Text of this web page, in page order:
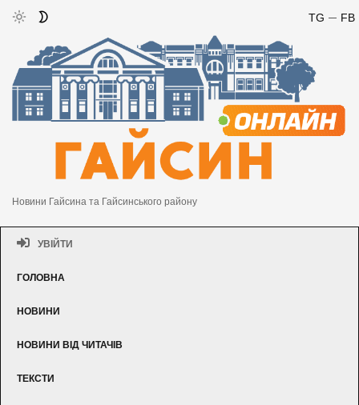
FB
TG
Новини Гайсина та Гайсинського району
УВІЙТИ
ГОЛОВНА
НОВИНИ
НОВИНИ ВІД ЧИТАЧІВ
ТЕКСТИ